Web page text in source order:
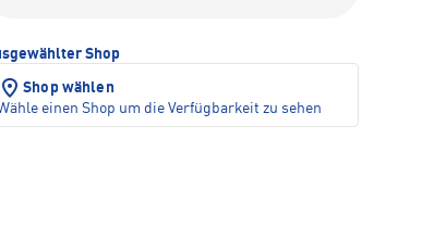
Shop
Shop wählen
einen Shop um die Verfügbarkeit zu sehen